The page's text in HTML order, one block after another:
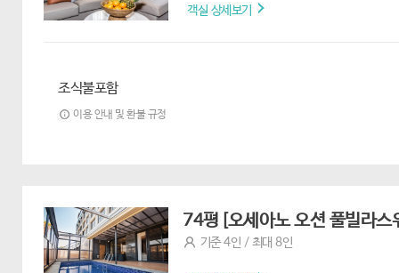
객실 상세보기
조식불포함
이용 안내 및 환불 규정
74평 [오세아노 오션 풀빌라
기준 4인 / 최대 8인